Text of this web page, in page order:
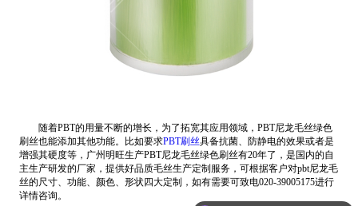
随着PBT的用量不断的增长，为了拓宽其应用领域，PBT尼龙毛丝绿色
刷丝也能添加其他功能。比如要求PBT刷丝具备抗菌、防静电的效果或者是
增强其硬度等，广州明旺生产PBT尼龙毛丝绿色刷丝有20年了，是国内的自
主生产研发的厂家，提供好品质毛丝生产定制服务，可根据客户对pbt尼龙毛
丝的尺寸、功能、颜色、形状四大定制，如有需要可致电020-39005175进行
详情咨询。